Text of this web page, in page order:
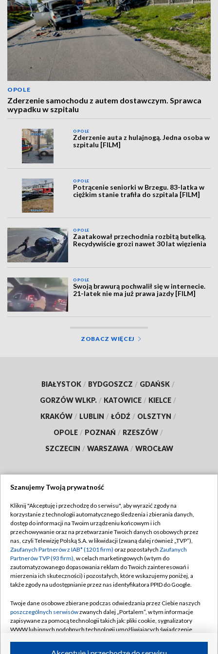
OPOLE
Zderzenie samochodu z autem dostawczym. Sprawca
wypadku w szpitalu
OPOLE
Zderzenie auta z hulajnogą. Jedna osoba w
szpitalu [FILM]
OPOLE
Potrącenie seniorki w Brzegu. 83-latka w
ciężkim stanie trafiła do szpitala [FILM]
OPOLE
Zaatakował przechodnia rozbitą butelką.
Recydywiście grozi nawet 30 lat więzienia
OPOLE
Swoją brawurą pochwalił się w internecie.
21-latek nie ma już prawa jazdy [FILM]
ZOBACZ WIĘCEJ
BIAŁYSTOK / BYDGOSZCZ / GDAŃSK /
GORZÓW WLKP. / KATOWICE / KIELCE /
KRAKÓW / LUBLIN / ŁÓDŹ / OLSZTYN /
OPOLE / POZNAŃ / RZESZÓW /
SZCZECIN / WARSZAWA / WROCŁAW
TVP
Abonament TVP
Emisja w TVP
Centrum informacji TVP
Naziemna Telewizja Cyfrowa
Rada Programowa
System NOS
Informacje o nadawcy
Regulamin TVP
Polityka prywatności
Moje zgody
Pomoc
Kontakt
Kanały
Szanujemy Twoją prywatność
Kliknij "Akceptuję i przechodzę do serwisu", aby wyrazić zgody na
korzystanie z technologii automatycznego śledzenia i zbierania danych,
dostęp do informacji na Twoim urządzeniu końcowym i ich
przechowywanie oraz na przetwarzanie Twoich danych osobowych przez
nas, czyli Telewizję Polską S.A. w likwidacji (zwaną dalej również „TVP”),
Zaufanych Partnerów z IAB* (1201 firm) oraz pozostałych Zaufanych
Partnerów TVP (93 firm), w celach marketingowych (w tym do
zautomatyzowanego dopasowania reklam do Twoich zainteresowań i
mierzenia ich skuteczności) i pozostałych, które wskazujemy poniżej, a
także zgody na udostępnianie przez nas identyfikatora PPID do Google.
Twoje dane osobowe zbierane podczas odwiedzania przez Ciebie naszych
poszczególnych serwisówzwanych dalej „Portalem”, w tym informacje
zapisywane za pomocą technologii takich jak: pliki cookie, sygnalizatory
WWW lub innych podobnych technologii umożliwiających świadczenie